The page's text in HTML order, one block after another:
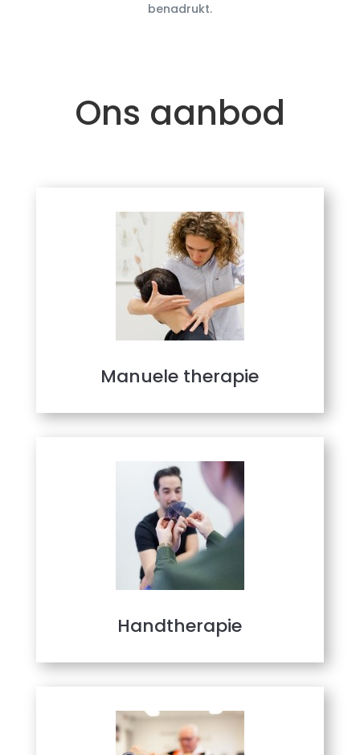
benadrukt.
Ons aanbod
Manuele therapie
Handtherapie